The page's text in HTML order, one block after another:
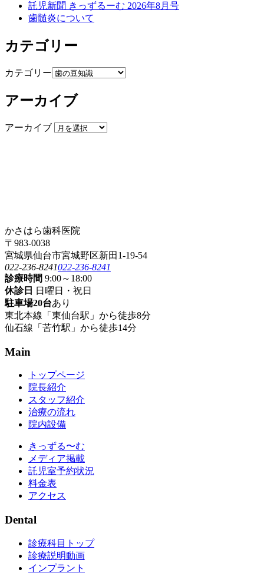
託児新聞 きっずるーむ 2026年8月号
歯髄炎について
カテゴリー
カテゴリー
アーカイブ
アーカイブ
かさはら歯科医院
〒983-0038
宮城県仙台市宮城野区新田1-19-54
022-236-8241022-236-8241
診療時間 9:00～18:00
休診日
日曜日・祝日
駐車場20台あり
東北本線「東仙台駅」から徒歩8分
仙石線「苦竹駅」から徒歩14分
Main
トップページ
院長紹介
スタッフ紹介
治療の流れ
院内設備
きっずる〜む
メディア掲載
託児室予約状況
料金表
アクセス
Dental
診療科目トップ
診療説明動画
インプラント